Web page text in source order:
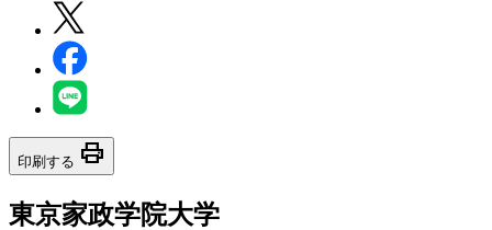
印刷する print
東京家政学院大学